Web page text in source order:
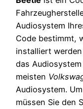
Audiosystem
Code bestimmt,
installiert
das
meisten
Audiosystem.
müssen Sie den